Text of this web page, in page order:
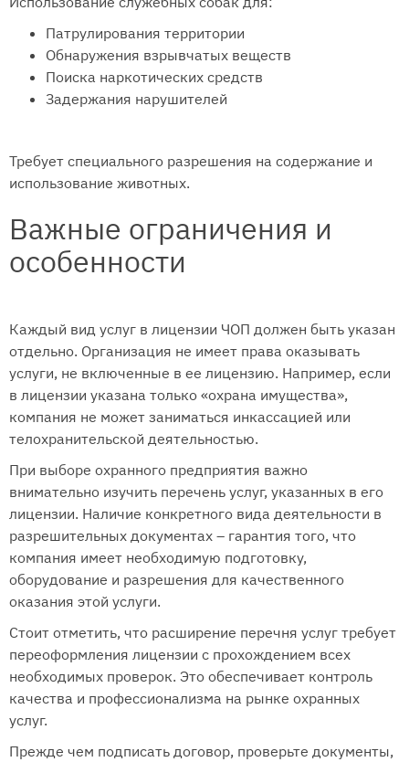
Патрулирования территории
Обнаружения взрывчатых веществ
Поиска наркотических средств
Задержания нарушителей
Требует специального разрешения на содержание и
использование животных.
Важные ограничения и
особенности
Каждый вид услуг в лицензии ЧОП должен быть указан
отдельно. Организация не имеет права оказывать
услуги, не включенные в ее лицензию. Например, если
в лицензии указана только «охрана имущества»,
компания не может заниматься инкассацией или
телохранительской деятельностью.
При выборе охранного предприятия важно
внимательно изучить перечень услуг, указанных в его
лицензии. Наличие конкретного вида деятельности в
разрешительных документах – гарантия того, что
компания имеет необходимую подготовку,
оборудование и разрешения для качественного
оказания этой услуги.
Стоит отметить, что расширение перечня услуг требует
переоформления лицензии с прохождением всех
необходимых проверок. Это обеспечивает контроль
качества и профессионализма на рынке охранных
услуг.
Прежде чем подписать договор, проверьте документы,